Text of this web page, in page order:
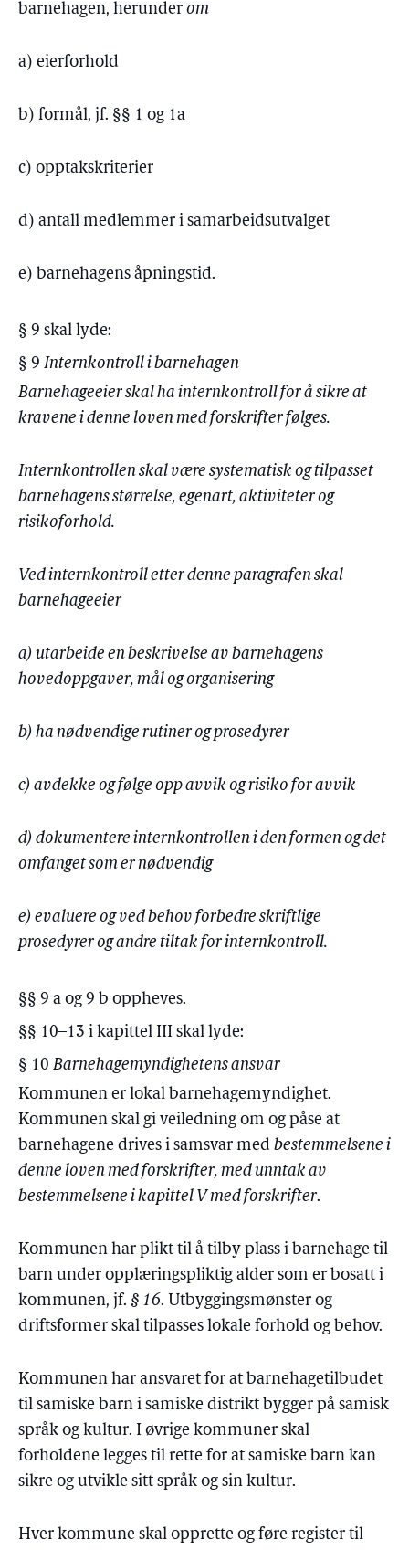
barnehagen, herunder om
a) eierforhold
b) formål, jf. §§ 1 og 1a
c) opptakskriterier
d) antall medlemmer i samarbeidsutvalget
e) barnehagens åpningstid.
§ 9 skal lyde:
§ 9 Internkontroll i barnehagen
Barnehageeier skal ha internkontroll for å sikre at
kravene i denne loven med forskrifter følges.
Internkontrollen skal være systematisk og tilpasset
barnehagens størrelse, egenart, aktiviteter og
risikoforhold.
Ved internkontroll etter denne paragrafen skal
barnehageeier
a) utarbeide en beskrivelse av barnehagens
hovedoppgaver, mål og organisering
b) ha nødvendige rutiner og prosedyrer
c) avdekke og følge opp avvik og risiko for avvik
d) dokumentere internkontrollen i den formen og det
omfanget som er nødvendig
e) evaluere og ved behov forbedre skriftlige
prosedyrer og andre tiltak for internkontroll.
§§ 9 a og 9 b oppheves.
§§ 10–13 i kapittel III skal lyde:
§ 10 Barnehagemyndighetens ansvar
Kommunen er lokal barnehagemyndighet.
Kommunen skal gi veiledning om og påse at
barnehagene drives i samsvar med bestemmelsene i
denne loven med forskrifter, med unntak av
bestemmelsene i kapittel V med forskrifter.
Kommunen har plikt til å tilby plass i barnehage til
barn under opplæringspliktig alder som er bosatt i
kommunen, jf. § 16. Utbyggingsmønster og
driftsformer skal tilpasses lokale forhold og behov.
Kommunen har ansvaret for at barnehagetilbudet
til samiske barn i samiske distrikt bygger på samisk
språk og kultur. I øvrige kommuner skal
forholdene legges til rette for at samiske barn kan
sikre og utvikle sitt språk og sin kultur.
Hver kommune skal opprette og føre register til